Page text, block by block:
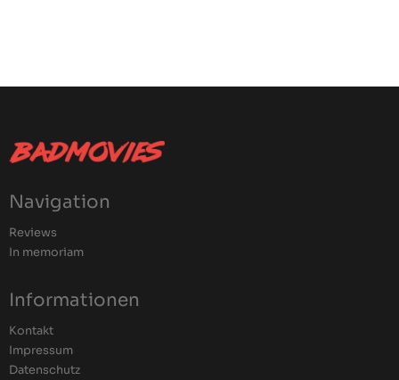
Navigation
Reviews
In memoriam
Informationen
Kontakt
Impressum
Datenschutz